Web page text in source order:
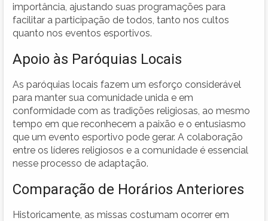
importância, ajustando suas programações para
facilitar a participação de todos, tanto nos cultos
quanto nos eventos esportivos.
Apoio às Paróquias Locais
As paróquias locais fazem um esforço considerável
para manter sua comunidade unida e em
conformidade com as tradições religiosas, ao mesmo
tempo em que reconhecem a paixão e o entusiasmo
que um evento esportivo pode gerar. A colaboração
entre os líderes religiosos e a comunidade é essencial
nesse processo de adaptação.
Comparação de Horários Anteriores
Historicamente, as missas costumam ocorrer em